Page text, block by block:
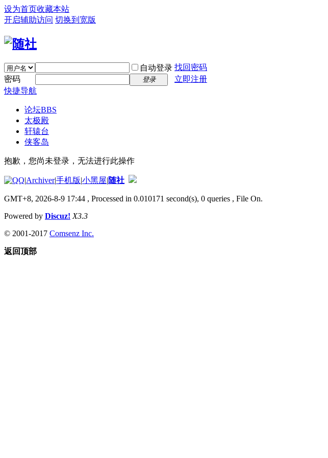
设为首页收藏本站
开启辅助访问 切换到宽版
自动登录 找回密码
密码
登录
立即注册
快捷导航
论坛BBS
太极殿
轩辕台
侠客岛
抱歉，您尚未登录，无法进行此操作
|Archiver|手机版|小黑屋|随社
GMT+8, 2026-8-9 17:44 , Processed in 0.010171 second(s), 0 queries , File On.
Powered by Discuz! X3.3
© 2001-2017 Comsenz Inc.
返回顶部